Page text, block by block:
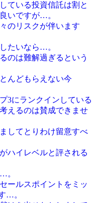
ている投資信託は割と
いですが…。
のリスクが伴います
たいなら…。
のは難解過ぎるという
んどもらえない今
3にランクインしている
えるのは賛成できませ
してとりわけ留意すべ
ハイレベルと評される
。
ールスポイントをミッ
…。